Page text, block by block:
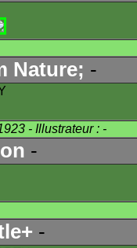
Nature; -
- Illustrateur : -
-
-